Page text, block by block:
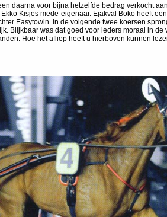
voor bijna hetzelfde bedrag verkocht
Kisjes mede-eigenaar. Ejakval Boko heeft
Easytowin. In de volgende twee koersen
Blijkbaar was dat goed voor ieders moraal in
Hoe het afliep heeft u hierboven kunnen